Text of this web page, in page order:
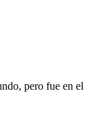
pero fue en el